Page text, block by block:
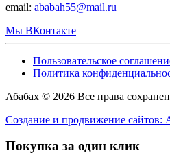
email: ababah55@mail.ru
Мы ВКонтакте
Пользовательское
Политика
Абабах © 2026 Все права
Создание и продвижение
Покупка за один клик